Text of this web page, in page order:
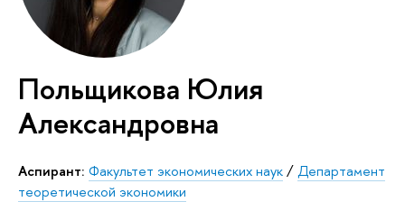
Польщикова Юлия
Александровна
аспирант: Факультет экономических наук/Департамент
теоретической экономики